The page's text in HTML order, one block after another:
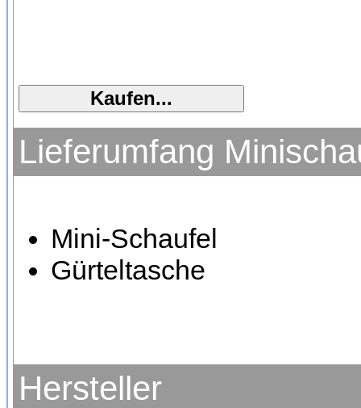
Lieferumfang
Mini-Schaufel
Gürteltasche
Hersteller